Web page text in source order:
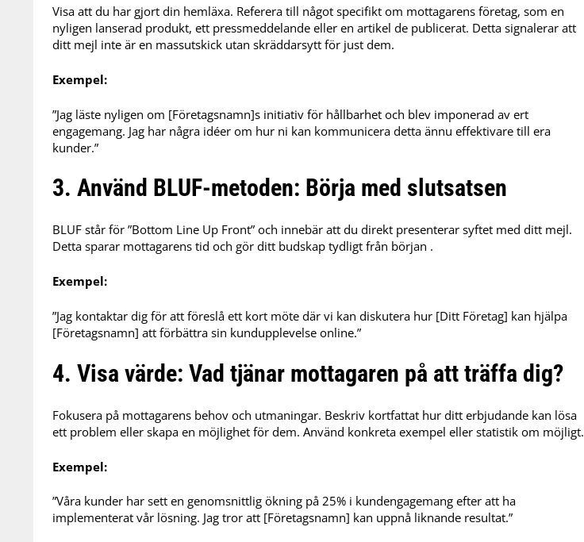
Visa att du har gjort din hemläxa. Referera till något specifikt om mottagarens företag, som en
nyligen lanserad produkt, ett pressmeddelande eller en artikel de publicerat. Detta signalerar att
ditt mejl inte är en massutskick utan skräddarsytt för just dem.
Exempel:
”Jag läste nyligen om [Företagsnamn]s initiativ för hållbarhet och blev imponerad av ert
engagemang. Jag har några idéer om hur ni kan kommunicera detta ännu effektivare till era
kunder.”
3. Använd BLUF-metoden: Börja med slutsatsen
BLUF står för ”Bottom Line Up Front” och innebär att du direkt presenterar syftet med ditt mejl.
Detta sparar mottagarens tid och gör ditt budskap tydligt från början .
Exempel:
”Jag kontaktar dig för att föreslå ett kort möte där vi kan diskutera hur [Ditt Företag] kan hjälpa
[Företagsnamn] att förbättra sin kundupplevelse online.”
4. Visa värde: Vad tjänar mottagaren på att träffa dig?
Fokusera på mottagarens behov och utmaningar. Beskriv kortfattat hur ditt erbjudande kan lösa
ett problem eller skapa en möjlighet för dem. Använd konkreta exempel eller statistik om möjligt.
Exempel:
”Våra kunder har sett en genomsnittlig ökning på 25% i kundengagemang efter att ha
implementerat vår lösning. Jag tror att [Företagsnamn] kan uppnå liknande resultat.”